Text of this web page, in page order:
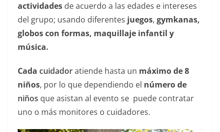
actividades de acuerdo a las edades e intereses
del grupo; usando diferentes juegos, gymkanas,
globos con formas, maquillaje infantil y
música.
Cada cuidadoratiende hasta un máximo de 8
niños, por lo que dependiendo el número de
niños que asistan al evento se puede contratar
uno o más monitores o cuidadores.